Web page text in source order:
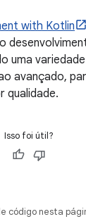
with Kotlin
uma
avançado,
qualidade.
Isso foi útil?
código nesta